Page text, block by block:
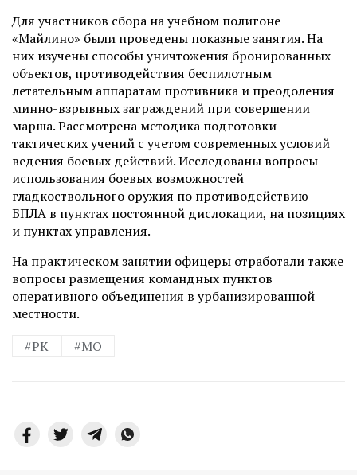
Для участников сбора на учебном полигоне
«Майлино» были проведены показные занятия. На
них изучены способы уничтожения бронированных
объектов, противодействия беспилотным
летательным аппаратам противника и преодоления
минно-взрывных заграждений при совершении
марша. Рассмотрена методика подготовки
тактических учений с учетом современных условий
ведения боевых действий. Исследованы вопросы
использования боевых возможностей
гладкоствольного оружия по противодействию
БПЛА в пунктах постоянной дислокации, на позициях
и пунктах управления.
На практическом занятии офицеры отработали также
вопросы размещения командных пунктов
оперативного объединения в урбанизированной
местности.
#РК
#МО